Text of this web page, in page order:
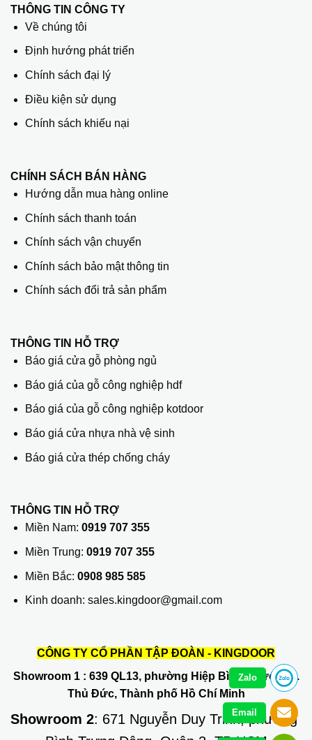
THÔNG TIN CÔNG TY
Về chúng tôi
Định hướng phát triển
Chính sách đại lý
Điều kiện sử dụng
Chính sách khiếu nại
CHÍNH SÁCH BÁN HÀNG
Hướng dẫn mua hàng online
Chính sách thanh toán
Chính sách vận chuyển
Chính sách bảo mật thông tin
Chính sách đổi trả sản phẩm
THÔNG TIN HỖ TRỢ
Báo giá cửa gỗ phòng ngủ
Báo giá của gỗ công nghiệp hdf
Báo giá của gỗ công nghiệp kotdoor
Báo giá cửa nhựa nhà vệ sinh
Báo giá cửa thép chống cháy
THÔNG TIN HỖ TRỢ
Miền Nam: 0919 707 355
Miền Trung: 0919 707 355
Miền Bắc: 0908 985 585
Kinh doanh: sales.kingdoor@gmail.com
CÔNG TY CỔ PHẦN TẬP ĐOÀN - KINGDOOR
Showroom 1: 639 QL13, phường Hiệp Bình Phước, Q.
Thủ Đức, Thành phố Hồ Chí Minh
Showroom 2: 671 Nguyễn Duy Trinh, phường
Zalo
Email